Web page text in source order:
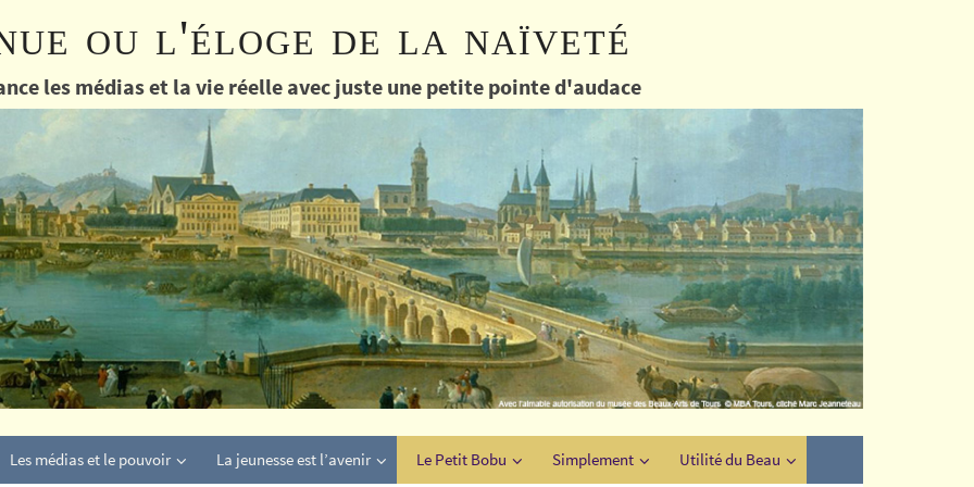
ou l'éloge de la naïveté
les médias et la vie réelle avec juste une petite pointe d'audace
Les médias et le pouvoir La jeunesse est l’avenir Le Petit Bobu Simplement Utilité du Beau